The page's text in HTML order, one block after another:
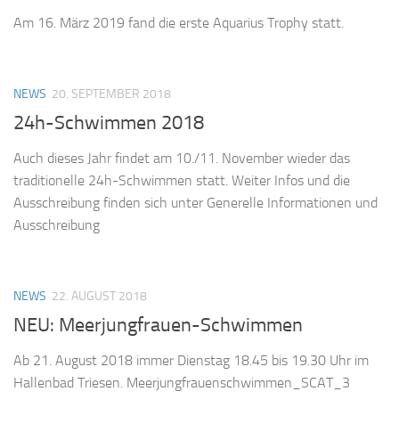
Am 16. März 2019 fand die erste Aquarius Trophy statt.
NEWS 20. SEPTEMBER 2018
24h-Schwimmen 2018
Auch dieses Jahr findet am 10./11. November wieder das
traditionelle 24h-Schwimmen statt. Weiter Infos und die
Ausschreibung finden sich unter Generelle Informationen und
Ausschreibung
NEWS 22. AUGUST 2018
NEU: Meerjungfrauen-Schwimmen
Ab 21. August 2018 immer Dienstag 18.45 bis 19.30 Uhr im
Hallenbad Triesen. Meerjungfrauenschwimmen_SCAT_3